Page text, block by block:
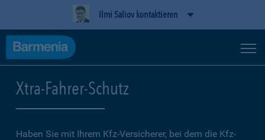
Ilmi Saliov kontaktieren
Xtra-Fahrer-Schutz
Haben Sie mit Ihrem Kfz-Versicherer, bei dem die Kfz-